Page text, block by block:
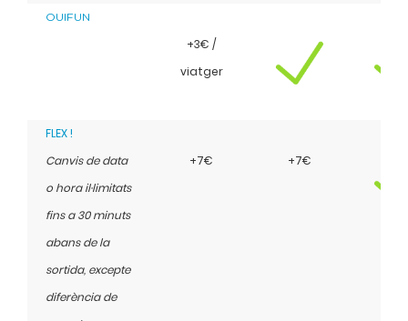
OUIFUN
+3€ /
viatger
FLEX !
Canvis de data
o hora il·limitats
fins a 30 minuts
abans de la
sortida, excepte
diferència de
+7€ +7€